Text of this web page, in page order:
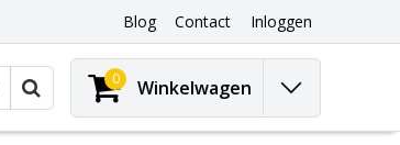
Blog Contact Inloggen
0 Winkelwagen